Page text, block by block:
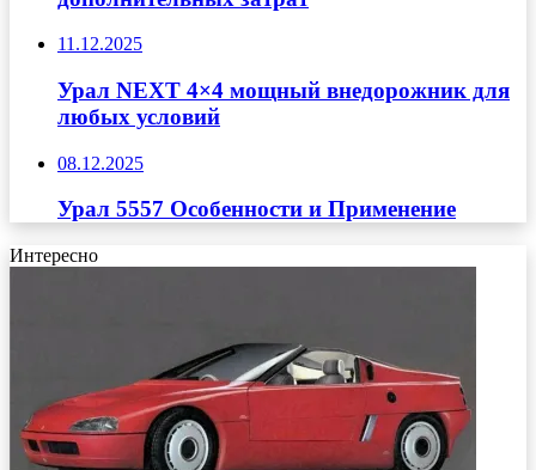
11.12.2025
Урал NEXT 4×4 мощный внедорожник для
любых условий
08.12.2025
Урал 5557 Особенности и Применение
Интересно